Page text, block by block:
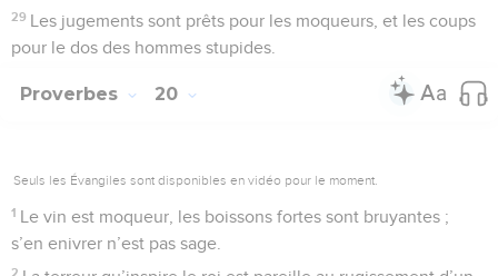
29 Les jugements sont prêts pour les moqueurs, et les coups
pour le dos des hommes stupides.
Proverbes 20
Seuls les Évangiles sont disponibles en vidéo pour le moment.
1 Le vin est moqueur, les boissons fortes sont bruyantes ;
s’en enivrer n’est pas sage.
2